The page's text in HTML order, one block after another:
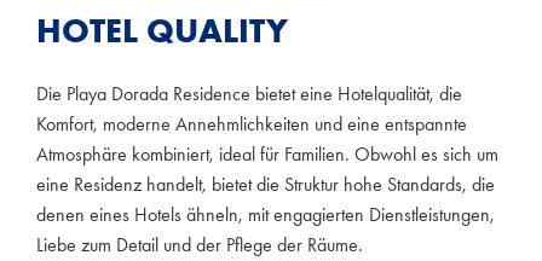
HOTEL QUALITY
Die Playa Dorada Residence bietet eine Hotelqualität, die
Komfort, moderne Annehmlichkeiten und eine entspannte
Atmosphäre kombiniert, ideal für Familien. Obwohl es sich um
eine Residenz handelt, bietet die Struktur hohe Standards, die
denen eines Hotels ähneln, mit engagierten Dienstleistungen,
Liebe zum Detail und der Pflege der Räume.